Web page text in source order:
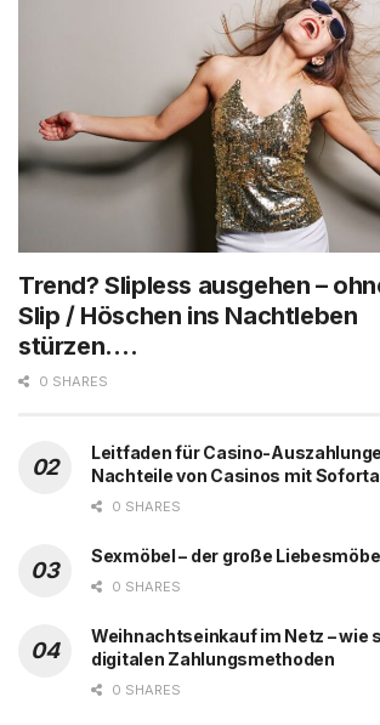
Trend? Slipless ausgehen –
Slip / Höschen ins Nachtleben
stürzen….
0 SHARES
Leitfaden für Casino-
Nachteile von Casinos mit
0 SHARES
Sexmöbel – der große
0 SHARES
Weihnachtseinkauf im Netz – wie
digitalen Zahlungsmethoden
0 SHARES